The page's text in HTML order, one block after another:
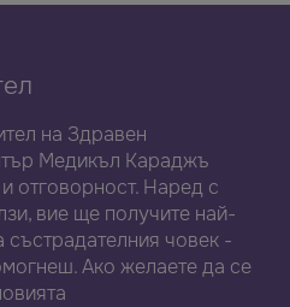
на Здравен
Медикъл Караджъ
отговорност. Наред с
вие ще получите най-
състрадателния човек -
Ако желаете да се